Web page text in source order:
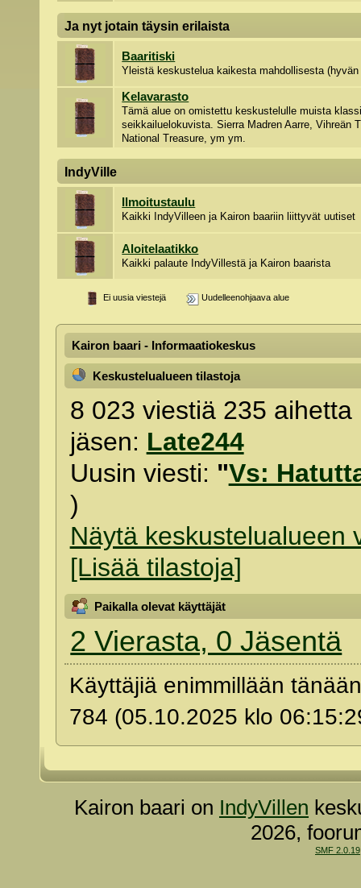
Ja nyt jotain täysin erilaista
Baaritiski
Yleistä keskustelua kaikesta mahdollisesta (hyvän
Kelavarasto
Tämä alue on omistettu keskustelulle muista
seikkailuelokuvista. Sierra Madren Aarre, Vihreän
National Treasure, ym ym.
IndyVille
Ilmoitustaulu
Kaikki IndyVilleen ja Kairon baariin liittyvät uutiset
Aloitelaatikko
Kaikki palaute IndyVillestä ja Kairon baarista
Ei uusia viestejä Uudelleenohjaava alue
Kairon baari - Informaatiokeskus
Keskustelualueen tilastoja
8 023 viestiä 235
jäsen: Late244
Uusin viesti: "Vs:
)
Näytä keskustelualueen
[Lisää tilastoja]
Paikalla olevat käyttäjät
2 Vierasta, 0 Jäsentä
Käyttäjiä enimmillään
784 (05.10.2025 klo
Kairon baari on IndyVillen
2026,
SMF 2.0.19